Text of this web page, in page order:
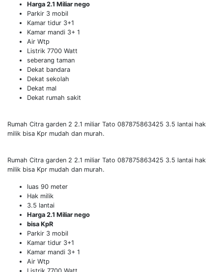
Harga 2.1 Miliar nego
Parkir 3 mobil
Kamar tidur 3+1
Kamar mandi 3+ 1
Air Wtp
Listrik 7700 Watt
seberang taman
Dekat bandara
Dekat sekolah
Dekat mal
Dekat rumah sakit
Rumah Citra garden 2 2.1 miliar Tato 087875863425 3.5 lantai hak
milik bisa Kpr mudah dan murah.
Rumah Citra garden 2 2.1 miliar Tato 087875863425 3.5 lantai hak
milik bisa Kpr mudah dan murah.
luas 90 meter
Hak milik
3.5 lantai
Harga 2.1 Miliar nego
bisa KpR
Parkir 3 mobil
Kamar tidur 3+1
Kamar mandi 3+ 1
Air Wtp